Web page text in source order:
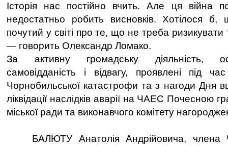
Історія нас постійно вчить. Але ця війна
недостатньо робить висновків. Хотілося
почутий у світі про те, що не треба
— говорить Олександр Ломако.
За активну громадську діяльність,
самовідданість і відвагу, проявлені під час
Чорнобильської катастрофи та з нагоди Дня
ліквідації наслідків аварії на ЧАЕС Почесною
міської ради та виконавчого комітету
БАЛЮТУ Анатолія Андрійовича, члена